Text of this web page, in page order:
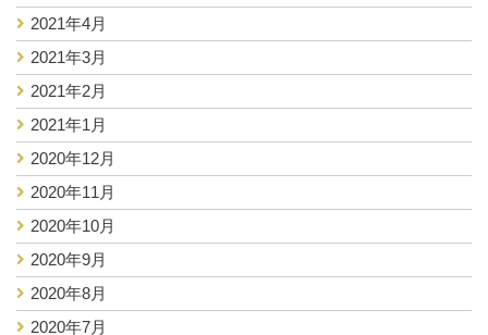
2021年4月
2021年3月
2021年2月
2021年1月
2020年12月
2020年11月
2020年10月
2020年9月
2020年8月
2020年7月